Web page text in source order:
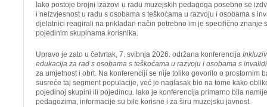
Iako postoje brojni izazovi u radu muzejskih pedagoga posebno se
i neizvjesnost u radu s osobama s teškoćama u razvoju i osobama s
djelatnici reagirali na prikladan način potrebno im je specifično znanje
pojedinim skupinama korisnika.
Upravo je zato u četvrtak, 7. svibnja 2026. održana konferencija
edukacija za rad s osobama s teškoćama u razvoju i osobama s
za umjetnost i obrt. Na konferenciji se nije toliko govorilo o prostornim
susreće taj segment populacije, već je naglasak bio na tome kako
pojedinoj skupini ili pojedincu. Iako je konferencija primarno bila
pedagozima, informacije su bile korisne i za širu muzejsku javnost.